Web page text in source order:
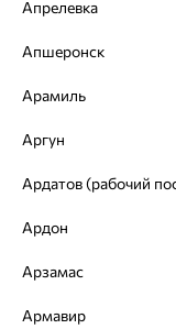
64%
от 16 362
Апрелевка
Апшеронск
Арамиль
Аргун
Ардон
Арзамас
Армавир